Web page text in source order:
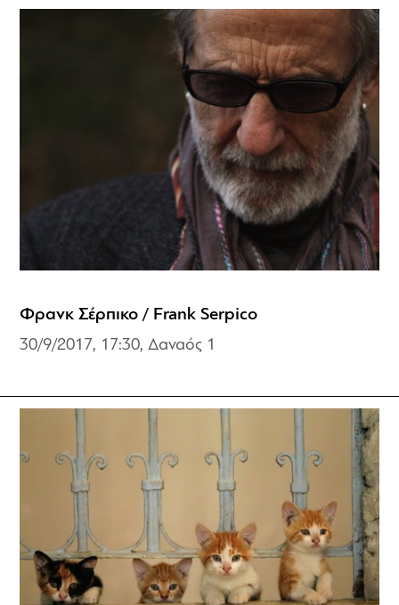
Φρανκ Σέρπικο / Frank Serpico
30/9/2017, 17:30, Δαναός 1